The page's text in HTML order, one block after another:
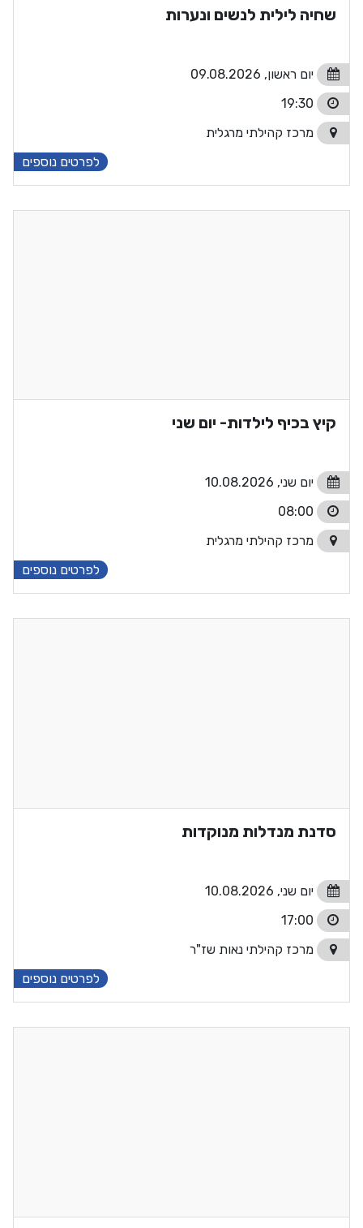
שחיה לילית לנשים ונערות
יום ראשון, 09.08.2026
מרכז קהילתי מרגלית
לפרטים נוספים
קיץ בכיף לילדות- יום שני
יום שני, 10.08.2026
מרכז קהילתי מרגלית
לפרטים נוספים
סדנת מנדלות מנוקדות
יום שני, 10.08.2026
מרכז קהילתי נאות שז"ר
לפרטים נוספים